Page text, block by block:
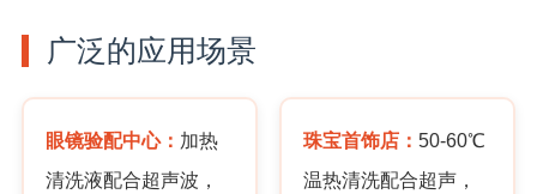
广泛的应用场景
眼镜验配中心： 加热
清洗液配合超声波，
珠宝首饰店： 50-60℃
温热清洗配合超声，